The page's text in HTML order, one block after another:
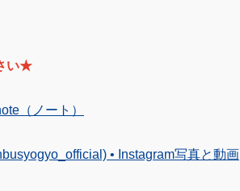
い★
（ノート）
• Instagram写真と動画